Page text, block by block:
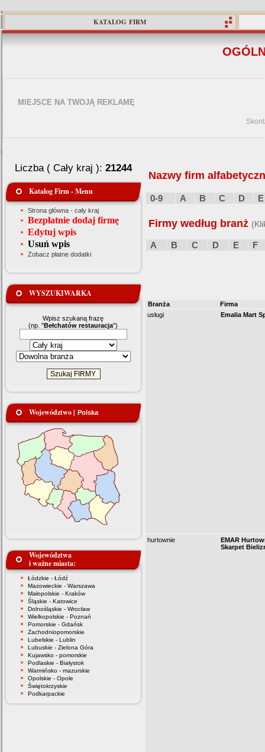
KATALOG FIRM
MIEJSCE NA TWOJĄ REKLAMĘ
Liczba ( Cały kraj ): 21244
Katalog Firm - Menu
Strona główna - cały kraj
Bezpłatnie dodaj firmę
Edytuj wpis
Usuń wpis
Zobacz płatne dodatki
WYSZUKIWARKA
Wpisz szukaną frazę
(np. "Bełchatów restauracja")
Województwo | Polska
Województwa
i ważne miasta:
Łódzkie - Łódź
Mazowieckie - Warszawa
Małopolskie - Kraków
Śląskie - Katowice
Dolnośląskie - Wrocław
Wielkopolskie - Poznań
Pomorskie - Gdańsk
Zachodniopomorskie
Lubelskie - Lublin
Lubuskie - Zielona Góra
Kujawsko - pomorskie
Podlaskie - Białystok
Warmińsko - mazurskie
Opolskie - Opole
Świętokrzyskie
Podkarpackie
Nazwy firm
0-9 A B C D E
Firmy według branż
A B C D E F
Branża
Firma
usługi
Emalia Mart
hurtownie
EMAR
Skarpet